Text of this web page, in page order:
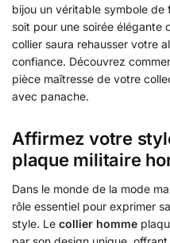
bijou un véritable symbole de
soit pour une soirée élégante
collier saura rehausser votre
confiance. Découvrez
pièce maîtresse de votre
avec panache.
Affirmez votre
plaque militaire
Dans le monde de la mode
rôle essentiel pour exprimer
style. Le collier homme